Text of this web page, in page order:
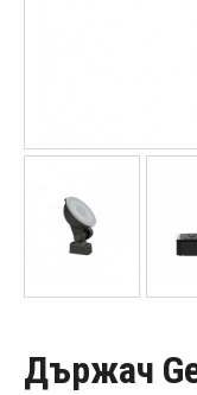
Държач